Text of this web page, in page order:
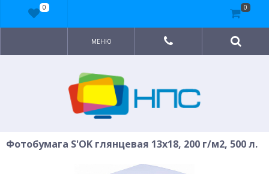
МЕНЮ
Фотобумага S'OK глянцевая 13x18, 200 г/м2, 500 л.
0 0